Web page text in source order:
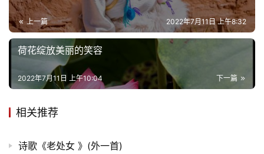
游
育
儿
娱
题
登录 注册
上一篇 2022年7月11日 上午8:32
荷花绽放美丽的笑容
下一篇
2022年7月11日 上午10:04
相关推荐
诗歌《老处女 》(外一首)